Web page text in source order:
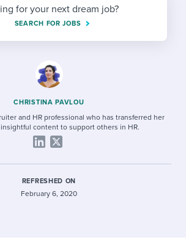
Establishing an employer brand
Candidate/employee experiences
HR terms
Overall career resources
for your next dream job?
SEARCH FOR JOBS
CHRISTINA PAVLOU
and HR professional who has transferred her
content to support others in HR.
REFRESHED ON
February 6, 2020